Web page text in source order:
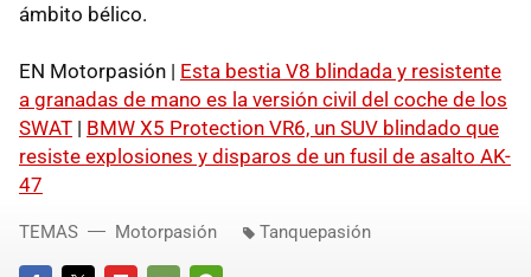
ámbito bélico.
EN Motorpasión | Esta bestia V8 blindada y resistente
a granadas de mano es la versión civil del coche de los
SWAT | BMW X5 Protection VR6, un SUV blindado que
resiste explosiones y disparos de un fusil de asalto AK-
47
TEMAS Motorpasión Tanquepasión